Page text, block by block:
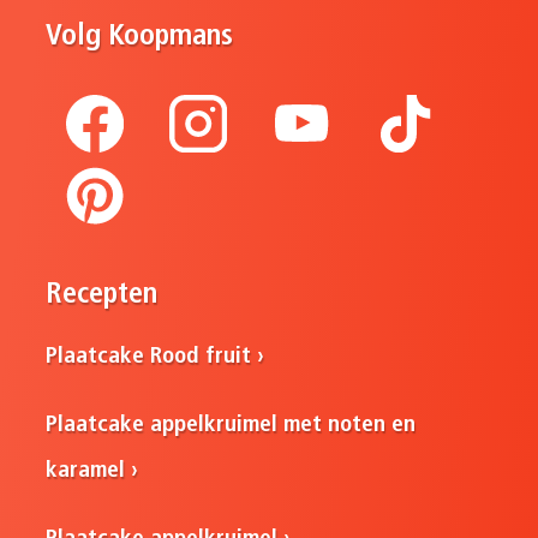
Volg Koopmans
Recepten
Plaatcake Rood fruit
Plaatcake appelkruimel met noten en
karamel